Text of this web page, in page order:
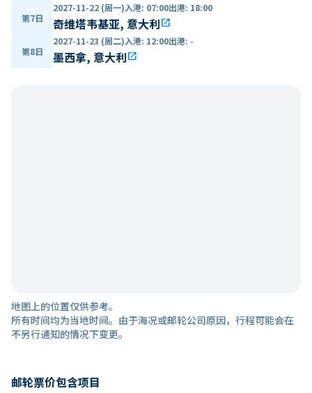
第7日
2027-11-22 (周一)入港: 07:00出港: 18:00
奇维塔韦基亚, 意大利open_in_new
第8日
2027-11-23 (周二)入港: 12:00出港: -
墨西拿, 意大利open_in_new
地图上的位置仅供参考。
所有时间均为当地时间。由于海况或邮轮公司原因，行程可能会在
不另行通知的情况下变更。
邮轮票价包含项目